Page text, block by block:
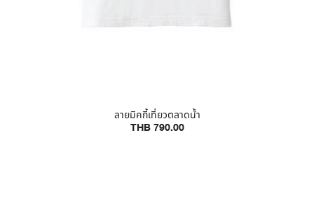
ลายมิคกี้เที่ยวตลาดน้ำ
THB 790.00